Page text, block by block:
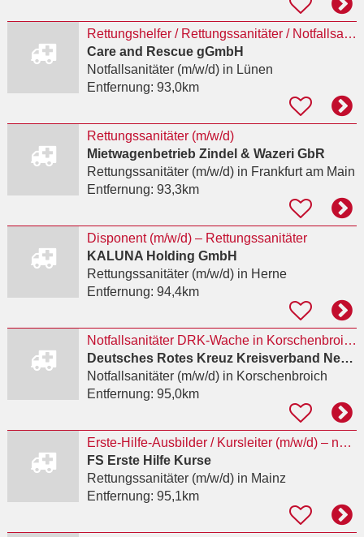
Rettungshelfer / Rettungssanitäter / Notfallsanitäter (m/w/d) im Sanitätsdienst
Care and Rescue gGmbH
Notfallsanitäter (m/w/d)in Lünen
Entfernung: 93,0km
Rettungssanitäter (m/w/d)
Mietwagenbetrieb Zindel & Wazeri GbR
Rettungssanitäter (m/w/d)in Frankfurt am Main
Entfernung: 93,3km
Disponent (m/w/d) – Rettungssanitäter
KALUNA Holding GmbH
Rettungssanitäter (m/w/d)in Herne
Entfernung: 94,4km
Notfallsanitäter DRK-Wache in Korschenbroich (m/w/d)
Deutsches Rotes Kreuz Kreisverband Neuss e.V.
Notfallsanitäter (m/w/d)in Korschenbroich
Entfernung: 95,0km
Erste-Hilfe-Ausbilder / Kursleiter (m/w/d) – nebenberuflich | Quereinstieg für
FS Erste Hilfe Kurse
Rettungssanitäter (m/w/d)in Mainz
Entfernung: 95,1km